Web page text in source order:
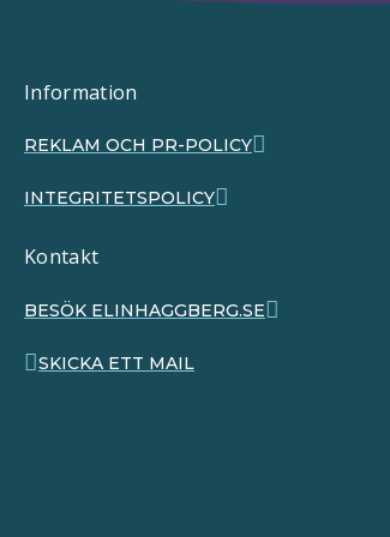
Information
REKLAM OCH PR-POLICY
INTEGRITETSPOLICY
Kontakt
BESÖK ELINHAGGBERG.SE
SKICKA ETT MAIL